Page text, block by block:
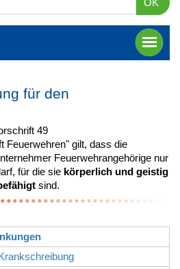
für den
49
Feuerwehren" gilt, dass die
Feuerwehrangehörige nur
für die sie körperlich und geistig
sind.